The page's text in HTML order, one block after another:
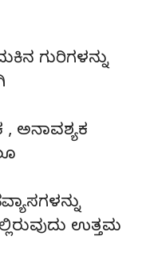
ಗುರಿಗಳನ್ನು
, ಅನಾವಶ್ಯಕ
ಉತ್ತಮ